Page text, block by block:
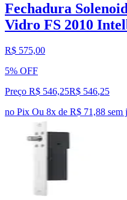
Fechadura
Vidro FS 2010
R$ 575,00
5% OFF
Preço R$ 546,25R$ 546,25
no Pix Ou 8x de R$ 71,88 sem